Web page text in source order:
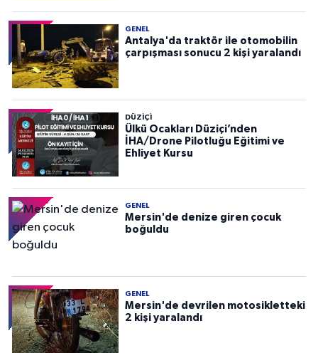
GENEL
Antalya'da traktör ile otomobilin
çarpışması sonucu 2 kişi yaralandı
DÜZIÇI
Ülkü Ocakları Düziçi’nden
İHA/Drone Pilotluğu Eğitimi ve
Ehliyet Kursu
GENEL
Mersin'de denize giren çocuk
boğuldu
GENEL
Mersin'de devrilen motosikletteki
2 kişi yaralandı